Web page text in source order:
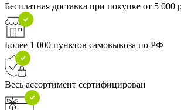
Бесплатная доставка при покупке от 5 000
Более 1 000 пунктов самовывоза по РФ
Весь ассортимент сертифицирован